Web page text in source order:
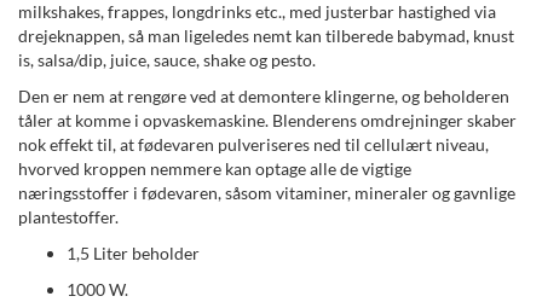
milkshakes, frappes, longdrinks etc., med justerbar hastighed via
drejeknappen, så man ligeledes nemt kan tilberede babymad, knust
is, salsa/dip, juice, sauce, shake og pesto.
Den er nem at rengøre ved at demontere klingerne, og beholderen
tåler at komme i opvaskemaskine. Blenderens omdrejninger skaber
nok effekt til, at fødevaren pulveriseres ned til cellulært niveau,
hvorved kroppen nemmere kan optage alle de vigtige
næringsstoffer i fødevaren, såsom vitaminer, mineraler og gavnlige
plantestoffer.
1,5 Liter beholder
1000 W.